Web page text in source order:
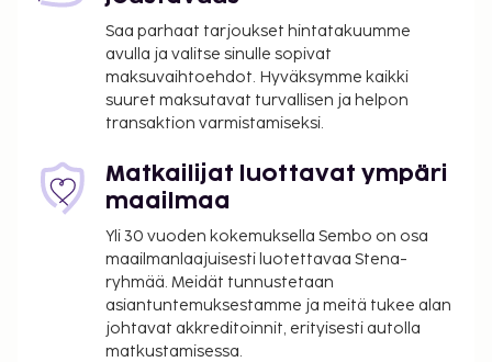
Lemmikit: 8.00 EUR per lemmikki per päivä
Avustajaeläimistä ei veloiteta lisämaksuja
Yllä oleva luettelo ei ehkä kata kaikkea. Maksut ja
saattavat muuttua.
Kansallisten määräysten vuoksi käteismaksut
eivät voi ylittää 1000 EUR:n suuruista summaa
tässä majoituspaikassa. Saat lisätietoja asiasta
ottamalla yhteyttä majoituspaikkaan
varausvahvistuksessa olevien tietojen avulla.
Tässä kuvauksessa käytetyt valokuvat ovat osa
Saa parhaat tarjoukset hintatakuumme
avulla ja valitse sinulle sopivat
maksuvaihtoehdot. Hyväksymme kaikki
suuret maksutavat turvallisen ja helpon
transaktion varmistamiseksi.
Matkailijat luottavat ympäri
maailmaa
Yli 30 vuoden kokemuksella Sembo on osa
maailmanlaajuisesti luotettavaa Stena-
ryhmää. Meidät tunnustetaan
asiantuntemuksestamme ja meitä tukee alan
johtavat akkreditoinnit, erityisesti autolla
matkustamisessa.